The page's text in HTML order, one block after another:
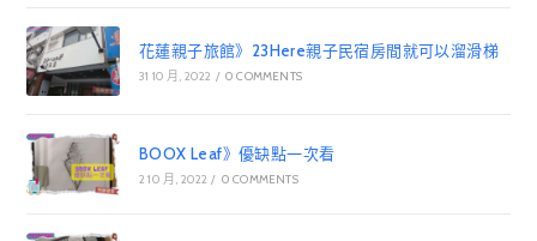
花蓮親子旅館》23Here親子民宿房間就可以溜滑梯
31 10 月, 2022 / 0 COMMENTS
BOOX Leaf》優缺點一次看
2 10 月, 2022 / 0 COMMENTS